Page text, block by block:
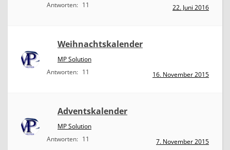
Antworten: 11 22. Juni 2016
Weihnachtskalender
MP Solution
Antworten: 11 16. November 2015
Adventskalender
MP Solution
Antworten: 11 7. November 2015